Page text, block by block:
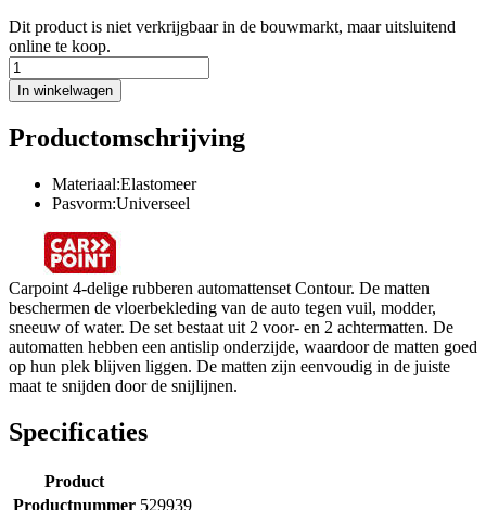
Dit product is niet verkrijgbaar in de bouwmarkt, maar uitsluitend
online te koop.
In winkelwagen
Productomschrijving
Materiaal:Elastomeer
Pasvorm:Universeel
Carpoint 4-delige rubberen automattenset Contour. De matten
beschermen de vloerbekleding van de auto tegen vuil, modder,
sneeuw of water. De set bestaat uit 2 voor- en 2 achtermatten. De
automatten hebben een antislip onderzijde, waardoor de matten goed
op hun plek blijven liggen. De matten zijn eenvoudig in de juiste
maat te snijden door de snijlijnen.
Specificaties
Product
Productnummer 529939